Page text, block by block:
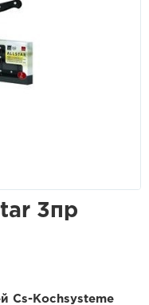
3пр
Cs-Kochsysteme